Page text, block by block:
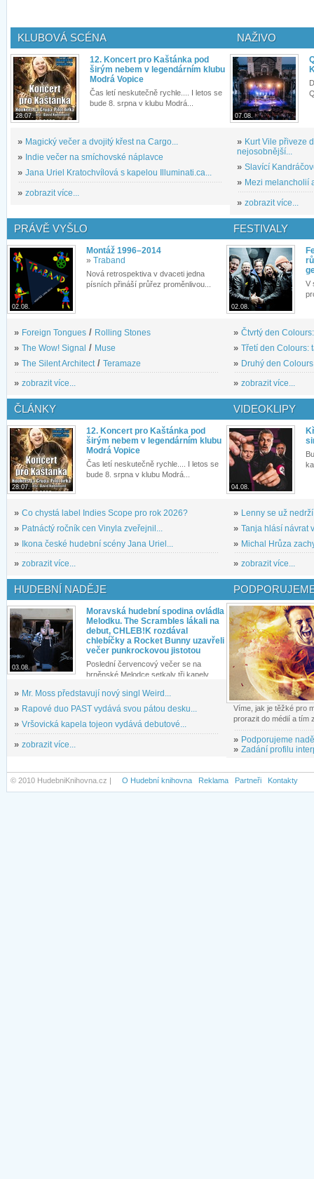
KLUBOVÁ SCÉNA
28.07.
12. Koncert pro Kaštánka pod
širým nebem v legendárním klubu
Modrá Vopice
Čas letí neskutečně rychle.... I letos se
bude 8. srpna v klubu Modrá...
» Magický večer a dvojitý křest na Cargo...
» Indie večer na smíchovské náplavce
» Jana Uriel Kratochvílová s kapelou Illuminati.ca...
» zobrazit více...
NAŽIVO
07.08.
» Kurt Vile přiveze
nejosobnější...
» Slavící
» Mezi melancholií
» zobrazit více...
PRÁVĚ VYŠLO
02.08.
Montáž 1996–2014
» Traband
Nová retrospektiva v dvaceti jedna
písních přináší průřez proměnlivou...
» Foreign Tongues / Rolling Stones
» The Wow! Signal / Muse
» The Silent Architect / Teramaze
» zobrazit více...
FESTIVALY
02.08.
V
» Čtvrtý den
» Třetí den Colours:
» Druhý den
» zobrazit více...
ČLÁNKY
28.07.
12. Koncert pro Kaštánka pod
širým nebem v legendárním klubu
Modrá Vopice
Čas letí neskutečně rychle.... I letos se
bude 8. srpna v klubu Modrá...
» Co chystá label Indies Scope pro rok 2026?
» Patnáctý ročník cen Vinyla zveřejnil...
»
Ikona české hudební scény Jana Uriel...
» zobrazit více...
VIDEOKLIPY
04.08.
» Lenny se už
» Tanja hlásí návrat
» Michal Hrůza
» zobrazit více...
HUDEBNÍ NADĚJE
03.08.
Moravská hudební spodina ovládla
Melodku. The Scrambles lákali na
debut, CHLEB!K rozdával
chlebíčky a Rocket Bunny uzavřeli
večer punkrockovou jistotou
Poslední červencový večer se na
brněnské Melodce setkaly tři kapely...
» Mr. Moss představují nový singl Weird...
» Rapové duo PAST vydává svou pátou desku...
» Vršovická kapela tojeon vydává debutové...
» zobrazit více...
Víme, jak je těžké pro
prorazit do médií a tím
» Podporujeme
» Zadání profilu
© 2010 HudebniKnihovna.cz | O Hudební knihovna Reklama Partneři Kontakty